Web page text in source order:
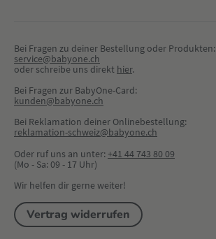
Bei Fragen zu deiner Bestellung oder Produkten:
service@babyone.ch
oder schreibe uns direkt hier.
Bei Fragen zur BabyOne-Card:
kunden@babyone.ch
Bei Reklamation deiner Onlinebestellung:
reklamation-schweiz@babyone.ch
Oder ruf uns an unter:+41 44 743 80 09
(Mo - Sa: 09 - 17 Uhr)
Wir helfen dir gerne weiter!
Vertrag widerrufen